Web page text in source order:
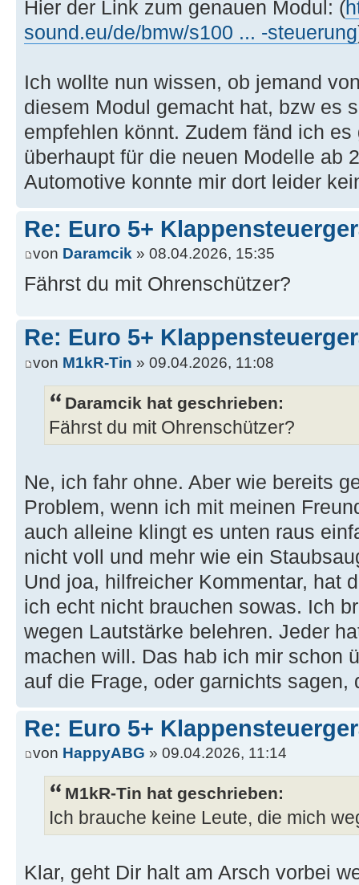
Hier der Link zum genauen Modul: (
sound.eu/de/bmw/s100 ... -steuerung
Ich wollte nun wissen, ob jemand
diesem Modul gemacht hat, bzw es
empfehlen könnt. Zudem fänd ich
überhaupt für die neuen Modelle ab
Automotive konnte mir dort leider
Re: Euro 5+
von Daramcik » 08.04.2026, 15:35
Fährst du mit Ohrenschützer?
Re: Euro 5+
von M1kR-Tin » 09.04.2026, 11:08
Daramcik hat geschrieben:
Fährst du mit Ohrenschützer?
Ne, ich fahr ohne. Aber wie bereits
Problem, wenn ich mit meinen
auch alleine klingt es unten raus
nicht voll und mehr wie ein
Und joa, hilfreicher Kommentar, hat
ich echt nicht brauchen sowas. Ich
wegen Lautstärke belehren. Jeder
machen will. Das hab ich mir schon
auf die Frage, oder garnichts sagen,
Re: Euro 5+
von HappyABG » 09.04.2026, 11:14
M1kR-Tin hat geschrieben:
Ich brauche keine Leute, die mich
Klar, geht Dir halt am Arsch vorbei